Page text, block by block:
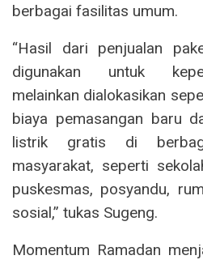
berbagai fasilitas umum.
“Hasil dari penjualan
digunakan untuk
melainkan dialokasikan
biaya pemasangan baru
listrik gratis di
masyarakat, seperti
puskesmas, posyandu,
sosial,” tukas Sugeng.
Momentum Ramadan